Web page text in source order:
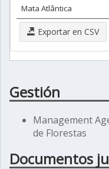
Mata Atlântica
Exportar en CSV
Gestión
Management
de Florestas
Documentos